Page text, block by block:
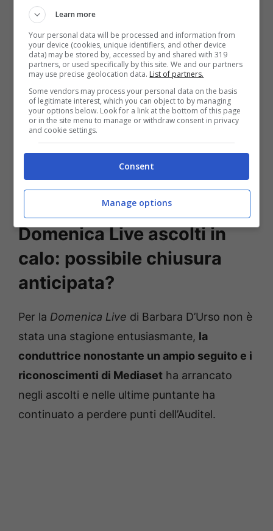
Leggi anche —->
via la dolorosa confessione di Mara Venier
Domenica Live ascolti in
calo: possibile chiusura
anticipata?
Per la Domenica Live di Barbara D’Urso non è
stata una stagione entusiasmante, la
conduttrice nonostante un ampio seguito e i
riconoscimenti di Mediaset ha arrancato
negli ascolti e nelle ultime puntante ha
continuato a perdere punti dell’Auditel.
Learn more
Your personal data will be processed and information from
your device (cookies, unique identifiers, and other device
data) may be stored by, accessed by and shared with 319
partners, or used specifically by this site. We and our partners
may use precise geolocation data. List of partners.
Some vendors may process your personal data on the basis
of legitimate interest, which you can object to by managing
your options below. Look for a link at the bottom of this page
or in the site menu to manage or withdraw consent in privacy
and cookie settings.
Consent
Manage options